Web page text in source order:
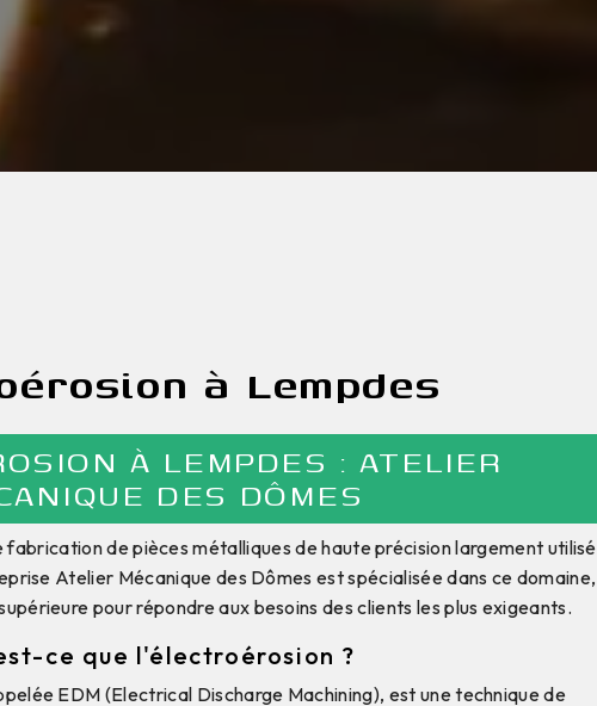
à Lempdes
À LEMPDES : ATELIER
DES DÔMES
de pièces métalliques de haute précision largement utilisé
Atelier Mécanique des Dômes est spécialisée dans ce domaine,
pour répondre aux besoins des clients les plus exigeants.
ce que l'électroérosion ?
EDM (Electrical Discharge Machining), est une technique de